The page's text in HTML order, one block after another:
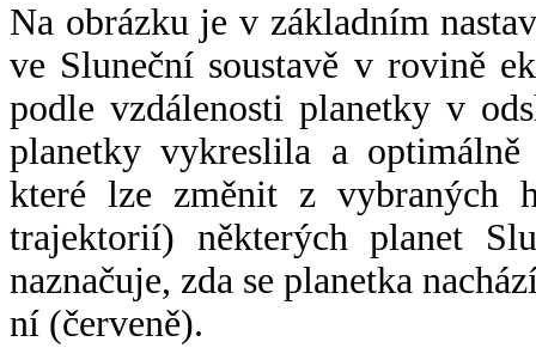
Na obrázku je v základním
ve Sluneční soustavě v rovině
podle vzdálenosti planetky v
planetky vykreslila a
které lze změnit z vybraných
trajektorií) některých planet
naznačuje, zda se planetka
ní (červeně).